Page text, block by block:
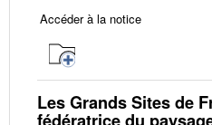
Accéder à la notice
Les Grands Sites de